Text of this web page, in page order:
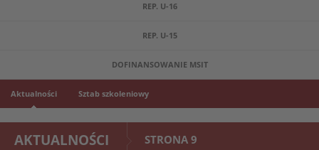
REP. U-16
REP. U-15
DOFINANSOWANIE MSIT
Aktualności Sztab szkoleniowy
AKTUALNOŚCI STRONA 9